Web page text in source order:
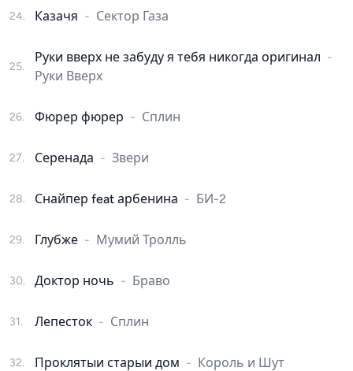
24. Казачя - Сектор Газа
25.
Руки вверх не забуду я тебя никогда оригинал -
Руки Вверх
26. Фюрер фюрер - Сплин
27. Серенада - Звери
28. Снайпер feat арбенина - БИ-2
29. Глубже - Мумий Тролль
30. Доктор ночь - Браво
31. Лепесток - Сплин
32. Проклятыи старыи дом - Король и Шут